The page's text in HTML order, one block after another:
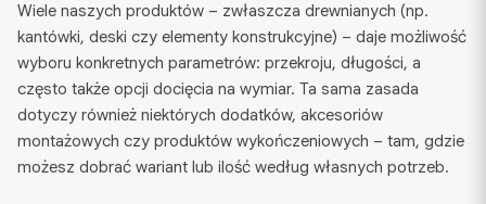
Wiele naszych produktów – zwłaszcza drewnianych (np.
kantówki, deski czy elementy konstrukcyjne) – daje możliwość
wyboru konkretnych parametrów: przekroju, długości, a
często także opcji docięcia na wymiar. Ta sama zasada
dotyczy również niektórych dodatków, akcesoriów
montażowych czy produktów wykończeniowych – tam, gdzie
możesz dobrać wariant lub ilość według własnych potrzeb.